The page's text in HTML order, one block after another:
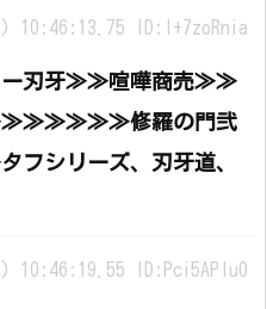
10:46:13.75 ID:I+7zoRnia
ー刃牙≫≫喧嘩商売≫≫
修羅の門弐
シリーズ、刃牙道、
10:46:19.55 ID:Pci5APIu0